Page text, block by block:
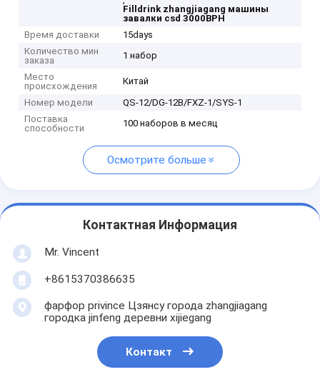
Filldrink zhangjiagang машины
завалки csd 3000BPH
Время доставки
15days
Количество мин
заказа
1 набор
Место
происхождения
Китай
Номер модели
QS-12/DG-12B/FXZ-1/SYS-1
Поставка
способности
100 наборов в месяц
Осмотрите больше
Контактная Информация
Mr. Vincent
+8615370386635
фарфор privince Цзянсу города zhangjiagang
городка jinfeng деревни xijiegang
Контакт